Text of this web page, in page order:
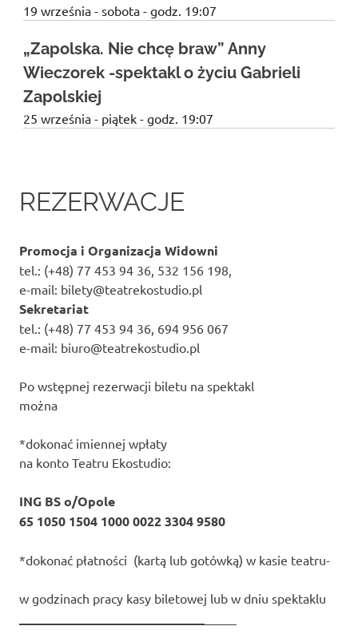
19 września - sobota - godz. 19:07
„Zapolska. Nie chcę braw” Anny
Wieczorek -spektakl o życiu Gabrieli
Zapolskiej
25 września - piątek - godz. 19:07
REZERWACJE
Promocja i Organizacja Widowni
tel.: (+48) 77 453 94 36, 532 156 198,
e-mail: bilety@teatrekostudio.pl
Sekretariat
tel.: (+48) 77 453 94 36, 694 956 067
e-mail: biuro@teatrekostudio.pl
Po wstępnej rezerwacji biletu na spektakl
można
*dokonać imiennej wpłaty
na konto Teatru Ekostudio:
ING BS o/Opole
65 1050 1504 1000 0022 3304 9580
*dokonać płatności (kartą lub gotówką) w kasie teatru-
w godzinach pracy kasy biletowej lub w dniu spektaklu